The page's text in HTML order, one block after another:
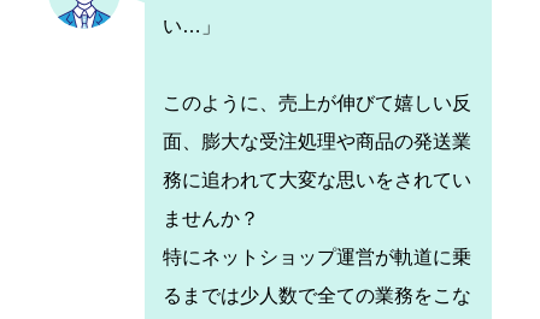
い…」
このように、売上が伸びて嬉しい反
面、膨大な受注処理や商品の発送業
務に追われて大変な思いをされてい
ませんか？
特にネットショップ運営が軌道に乗
るまでは少人数で全ての業務をこな